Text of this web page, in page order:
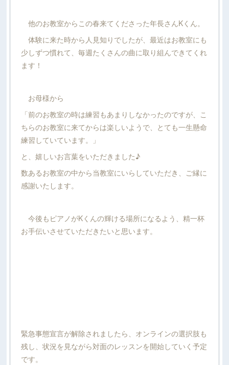
他のお教室からこの春来てくださった年長さんKくん。
体験に来た時から人見知りでしたが、最近はお教室にも
少しずつ慣れて、毎週たくさんの曲に取り組んできてくれ
ます！
お母様から
「前のお教室の時は練習もあまりしなかったのですが、こ
ちらのお教室に来てからは楽しいようで、とても一生懸命
練習していています。」
と、嬉しいお言葉をいただきました♪
数あるお教室の中から当教室にいらしていただき、ご縁に
感謝いたします。
今後もピアノがKくんの輝ける場所になるよう、精一杯
お手伝いさせていただきたいと思います。
緊急事態宣言が解除されましたら、オンラインの選択肢も
残し、状況を見ながら対面のレッスンを開始していく予定
です。